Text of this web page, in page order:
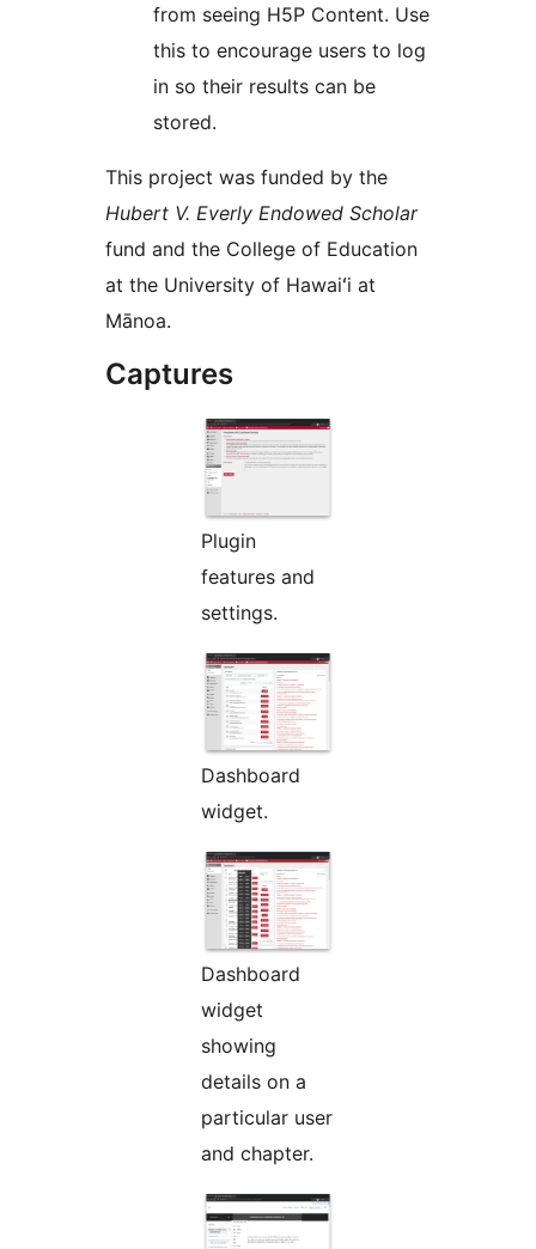
from seeing H5P Content. Use
this to encourage users to log
in so their results can be
stored.
This project was funded by the
Hubert V. Everly Endowed Scholar
fund and the College of Education
at the University of Hawaiʻi at
Mānoa.
Captures
Plugin
features and
settings.
Dashboard
widget.
Dashboard
widget
showing
details on a
particular user
and chapter.